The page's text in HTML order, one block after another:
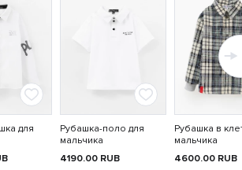
для
Рубашка-поло для
мальчика
4190.00 RUB
Рубашка в
мальчика
4600.00 RUB